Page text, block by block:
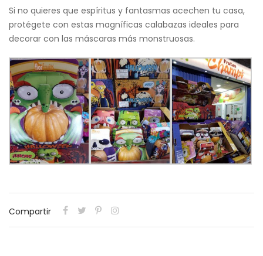
Si no quieres que espíritus y fantasmas acechen tu casa,
protégete con estas magníficas calabazas ideales para
decorar con las máscaras más monstruosas.
Compartir